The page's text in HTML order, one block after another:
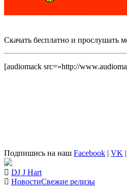
Скачать бесплатно и прослушать
[audiomack src=»http://
Подпишись на наш Facebook | VK |
DJ J Hart
НовостиСвежие релизы